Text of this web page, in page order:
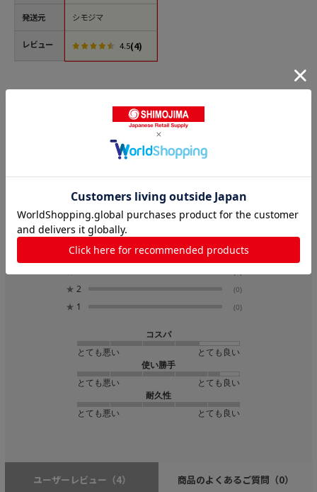
発送元
レビュー
シモジマ
4.5(4)
4.8
レビュー件数： 4
★5 (3)
★4 (1)
★ 2 (0)
★ 1 (0)
コスパ
とても悪い
とても良い
使い勝手
とても悪い
とても良い
耐久性
とても悪い
とても良い
ユーザーレビュー （4） 商品のよくあるご質問 （0）